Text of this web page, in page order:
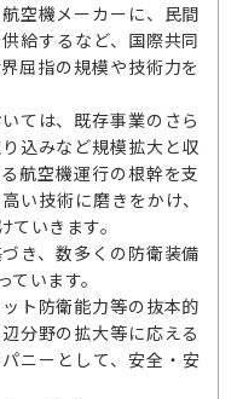
空機メーカーに、民間
給するなど、国際共同
屈指の規模や技術力を
ては、既存事業のさら
込みなど規模拡大と収
航空機運行の根幹を支
い技術に磨きをかけ、
いきます。
き、数多くの防衛装備
います。
ト防衛能力等の抜本的
分野の拡大等に応える
ニーとして、安全・安